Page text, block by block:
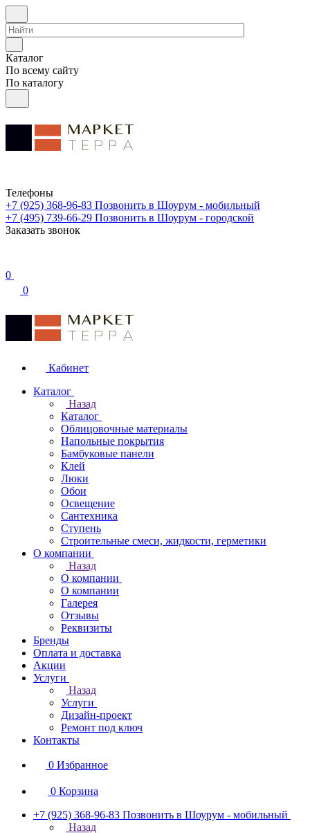
Каталог
По всему сайту
По каталогу
Телефоны
+7 (925) 368-96-83 Позвонить в Шоурум - мобильный
+7 (495) 739-66-29 Позвонить в Шоурум - городской
Заказать звонок
0
0
Кабинет
Каталог
Назад
Каталог
Облицовочные материалы
Напольные покрытия
Бамбуковые панели
Клей
Люки
Обои
Освещение
Сантехника
Ступень
Строительные смеси, жидкости, герметики
О компании
Назад
О компании
О компании
Галерея
Отзывы
Реквизиты
Бренды
Оплата и доставка
Акции
Услуги
Назад
Услуги
Дизайн-проект
Ремонт под ключ
Контакты
0 Избранное
0 Корзина
+7 (925) 368-96-83 Позвонить в Шоурум - мобильный
Назад